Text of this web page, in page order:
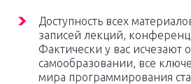
Доступность всех
записей лекций,
Фактически у вас исчезают
самообразовании, все
мира программирования